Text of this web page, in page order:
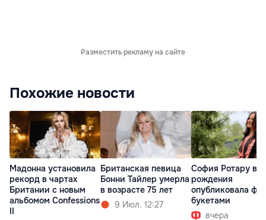
Разместить рекламу на сайте
Похожие новости
Мадонна установила
рекорд в чартах
Британии с новым
альбомом Confessions
II
Британская певица
Бонни Тайлер умерла
в возрасте 75 лет
9 Июл. 12:27
София Ротару в
рождения
опубликовала
букетами
вчера